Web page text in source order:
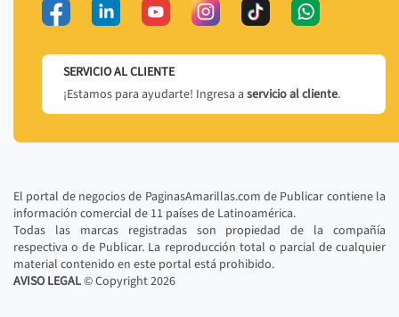
SERVICIO AL CLIENTE
¡Estamos para ayudarte! Ingresa a servicio al cliente.
El portal de negocios de PaginasAmarillas.com de Publicar contiene la
información comercial de 11 países de Latinoamérica.
Todas las marcas registradas son propiedad de la compañía
respectiva o de Publicar. La reproducción total o parcial de cualquier
material contenido en este portal está prohibido.
AVISO LEGAL© Copyright2026